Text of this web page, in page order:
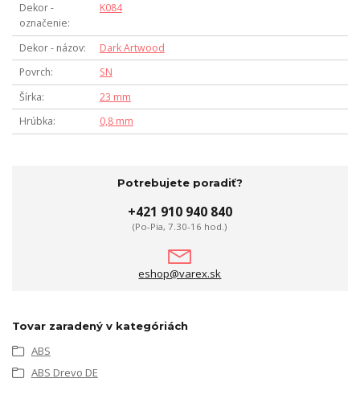
Dekor -
označenie
K084
Dekor - názov
Dark Artwood
Povrch
SN
Šírka
23 mm
Hrúbka
0,8 mm
Potrebujete poradiť?
+421 910 940 840
(Po-Pia, 7.30-16 hod.)
eshop@varex.sk
Tovar zaradený v kategóriách
ABS
ABS Drevo DE